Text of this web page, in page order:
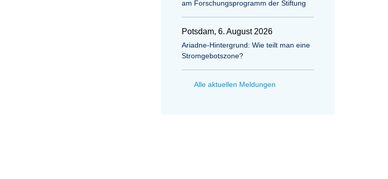
am Forschungsprogramm der Stiftung
Potsdam, 6. August 2026
Ariadne-Hintergrund: Wie teilt man eine
Stromgebotszone?
Alle aktuellen Meldungen